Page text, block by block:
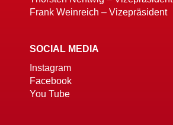
Frank Weinreich – Vizepräsident
SOCIAL MEDIA
Instagram
Facebook
You Tube